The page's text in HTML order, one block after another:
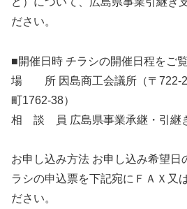
ださい。
■開催日時 チラシの開催日程をご
場 所 因島商工会議所（〒722-
町1762-38）
相 談 員 広島県事業承継・引継
お申し込み方法 お申し込み希望日
ラシの申込票を下記宛にＦＡＸ又
ださい。